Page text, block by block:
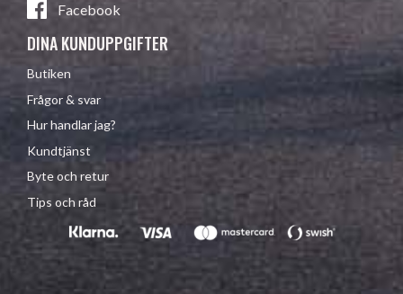
Facebook
DINA KUNDUPPGIFTER
Butiken
Frågor & svar
Hur handlar jag?
Kundtjänst
Byte och retur
Tips och råd